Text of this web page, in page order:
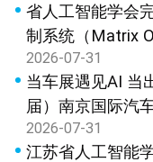
省人工智能学会
制系统（Matrix
果鉴定
2026-07-31
当车展遇见AI 当
届）南京国际汽
展览会新闻发布
2026-07-31
江苏省人工智能